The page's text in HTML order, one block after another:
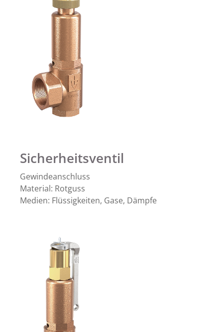
Sicherheitsventil
Gewindeanschluss
Material: Rotguss
Medien: Flüssigkeiten, Gase, Dämpfe